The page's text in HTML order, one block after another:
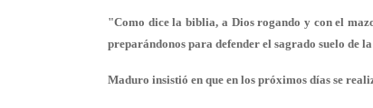
"Como dice la biblia, a Dios rogando y con el
preparándonos para defender el sagrado suelo de
Maduro insistió en que en los próximos días se